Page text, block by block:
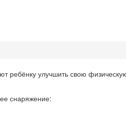
улучшить свою
снаряжение: